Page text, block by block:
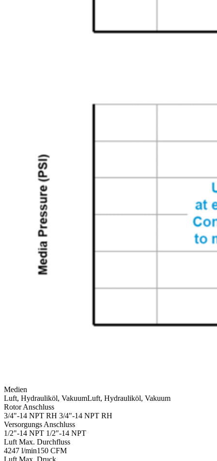
Medien
Luft, Hydrauliköl, VakuumLuft, Hydrauliköl, Vakuum
Rotor Anschluss
3/4"-14 NPT RH 3/4"-14 NPT RH
Versorgungs Anschluss
1/2"-14 NPT 1/2"-14 NPT
Luft Max. Durchfluss
4247 l/min150 CFM
Luft Max. Druck